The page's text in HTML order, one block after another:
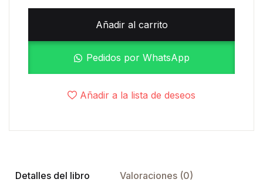
Añadir al carrito
Pedidos por WhatsApp
Añadir a la lista de deseos
Detalles del libro Valoraciones (0)